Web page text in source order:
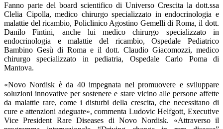
Fanno parte del board scientifico di Universo Crescita la dott.ssa
Clelia Cipolla, medico chirurgo specializzato in endocrinologia e
malattie del ricambio, Policlinico Agostino Gemelli di Roma, il dott.
Danilo Fintini, anche lui medico chirurgo specializzato in
endocrinologia e malattie del ricambio, Ospedale Pediatrico
Bambino Gesù di Roma e il dott. Claudio Giacomozzi, medico
chirurgo specializzato in pediatria, Ospedale Carlo Poma di
Mantova.
«Novo Nordisk è da 40 impegnata nel promuovere e sviluppare
soluzioni innovative per sostenere e stare vicino alle persone affette
da malattie rare, come i disturbi della crescita, che necessitano di
cure e attenzioni adeguate», commenta Ludovic Helfgott, Executive
Vice President Rare Diseases di Novo Nordisk. «Attraverso il